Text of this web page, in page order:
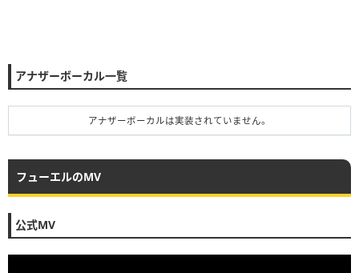
アナザーボーカル一覧
アナザーボーカルは実装されていません。
フューエルのMV
公式MV